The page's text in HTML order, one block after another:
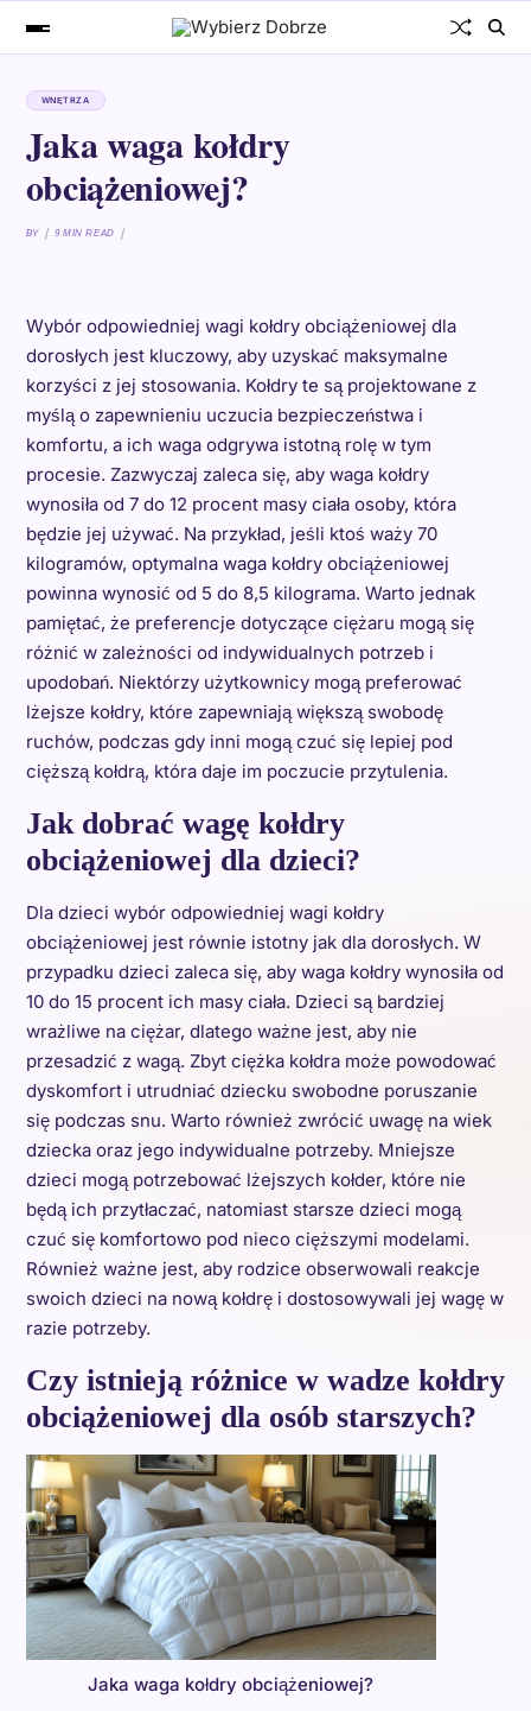
WNĘTRZA
Jaka waga kołdry
obciążeniowej?
BY 9 MIN READ
Wybór odpowiedniej wagi kołdry obciążeniowej dla
dorosłych jest kluczowy, aby uzyskać maksymalne
korzyści z jej stosowania. Kołdry te są projektowane z
myślą o zapewnieniu uczucia bezpieczeństwa i
komfortu, a ich waga odgrywa istotną rolę w tym
procesie. Zazwyczaj zaleca się, aby waga kołdry
wynosiła od 7 do 12 procent masy ciała osoby, która
będzie jej używać. Na przykład, jeśli ktoś waży 70
kilogramów, optymalna waga kołdry obciążeniowej
powinna wynosić od 5 do 8,5 kilograma. Warto jednak
pamiętać, że preferencje dotyczące ciężaru mogą się
różnić w zależności od indywidualnych potrzeb i
upodobań. Niektórzy użytkownicy mogą preferować
lżejsze kołdry, które zapewniają większą swobodę
ruchów, podczas gdy inni mogą czuć się lepiej pod
cięższą kołdrą, która daje im poczucie przytulenia.
Jak dobrać wagę kołdry
obciążeniowej dla dzieci?
Dla dzieci wybór odpowiedniej wagi kołdry
obciążeniowej jest równie istotny jak dla dorosłych. W
przypadku dzieci zaleca się, aby waga kołdry wynosiła od
10 do 15 procent ich masy ciała. Dzieci są bardziej
wrażliwe na ciężar, dlatego ważne jest, aby nie
przesadzić z wagą. Zbyt ciężka kołdra może powodować
dyskomfort i utrudniać dziecku swobodne poruszanie
się podczas snu. Warto również zwrócić uwagę na wiek
dziecka oraz jego indywidualne potrzeby. Mniejsze
dzieci mogą potrzebować lżejszych kołder, które nie
będą ich przytłaczać, natomiast starsze dzieci mogą
czuć się komfortowo pod nieco cięższymi modelami.
Również ważne jest, aby rodzice obserwowali reakcje
swoich dzieci na nową kołdrę i dostosowywali jej wagę w
razie potrzeby.
Czy istnieją różnice w wadze kołdry
obciążeniowej dla osób starszych?
Jaka waga kołdry obciążeniowej?